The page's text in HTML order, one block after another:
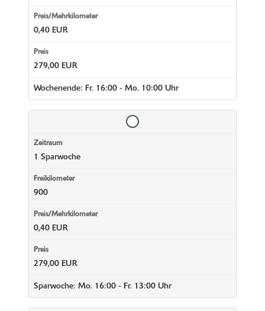
0,40 EUR
279,00 EUR
Wochenende: Fr. 16:00 - Mo. 10:00 Uhr
1 Sparwoche
900
0,40 EUR
279,00 EUR
Sparwoche: Mo. 16:00 - Fr. 13:00 Uhr